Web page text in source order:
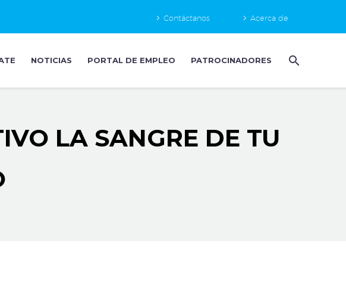
Contáctanos Acerca de
NOTICIAS PORTAL DE EMPLEO PATROCINADORES
LA SANGRE DE TU